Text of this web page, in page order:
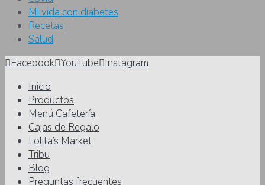
Mi vida con diabetes
Recetas
Salud
Facebook YouTube Instagram
Inicio
Productos
Menú Cafetería
Cajas de Regalo
Lolita’s Market
Tribu
Blog
Preguntas frecuentes